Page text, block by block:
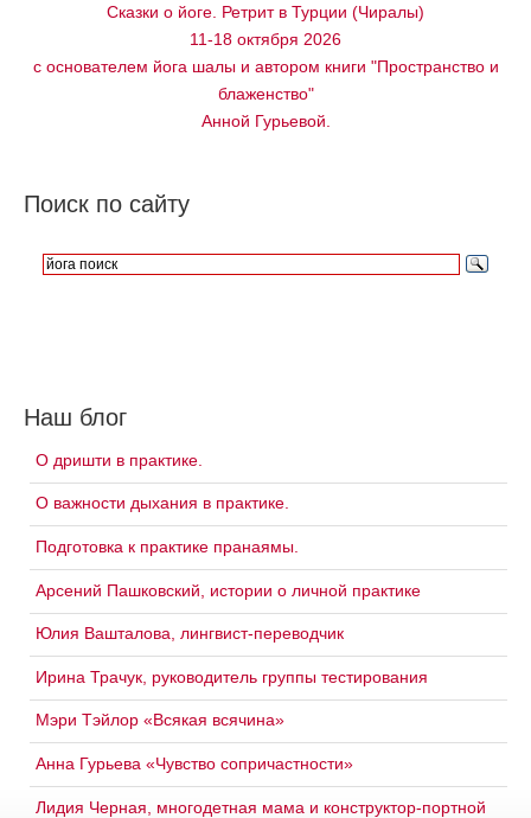
Сказки о йоге. Ретрит в Турции (Чиралы)
11-18 октября 2026
с основателем йога шалы и автором книги "Пространство и
блаженство"
Анной Гурьевой.
Поиск по сайту
Наш блог
О дришти в практике.
О важности дыхания в практике.
Подготовка к практике пранаямы.
Арсений Пашковский, истории о личной практике
Юлия Вашталова, лингвист-переводчик
Ирина Трачук, руководитель группы тестирования
Мэри Тэйлор «Всякая всячина»
Анна Гурьева «Чувство сопричастности»
Лидия Черная, многодетная мама и конструктор-портной